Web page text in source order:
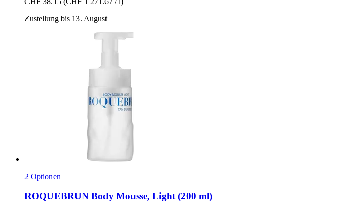
Zustellung bis 13. August
2 Optionen
ROQUEBRUN Body Mousse, Light (200 ml)